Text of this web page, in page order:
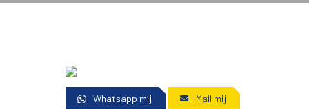
Whatsapp mij Mail mij